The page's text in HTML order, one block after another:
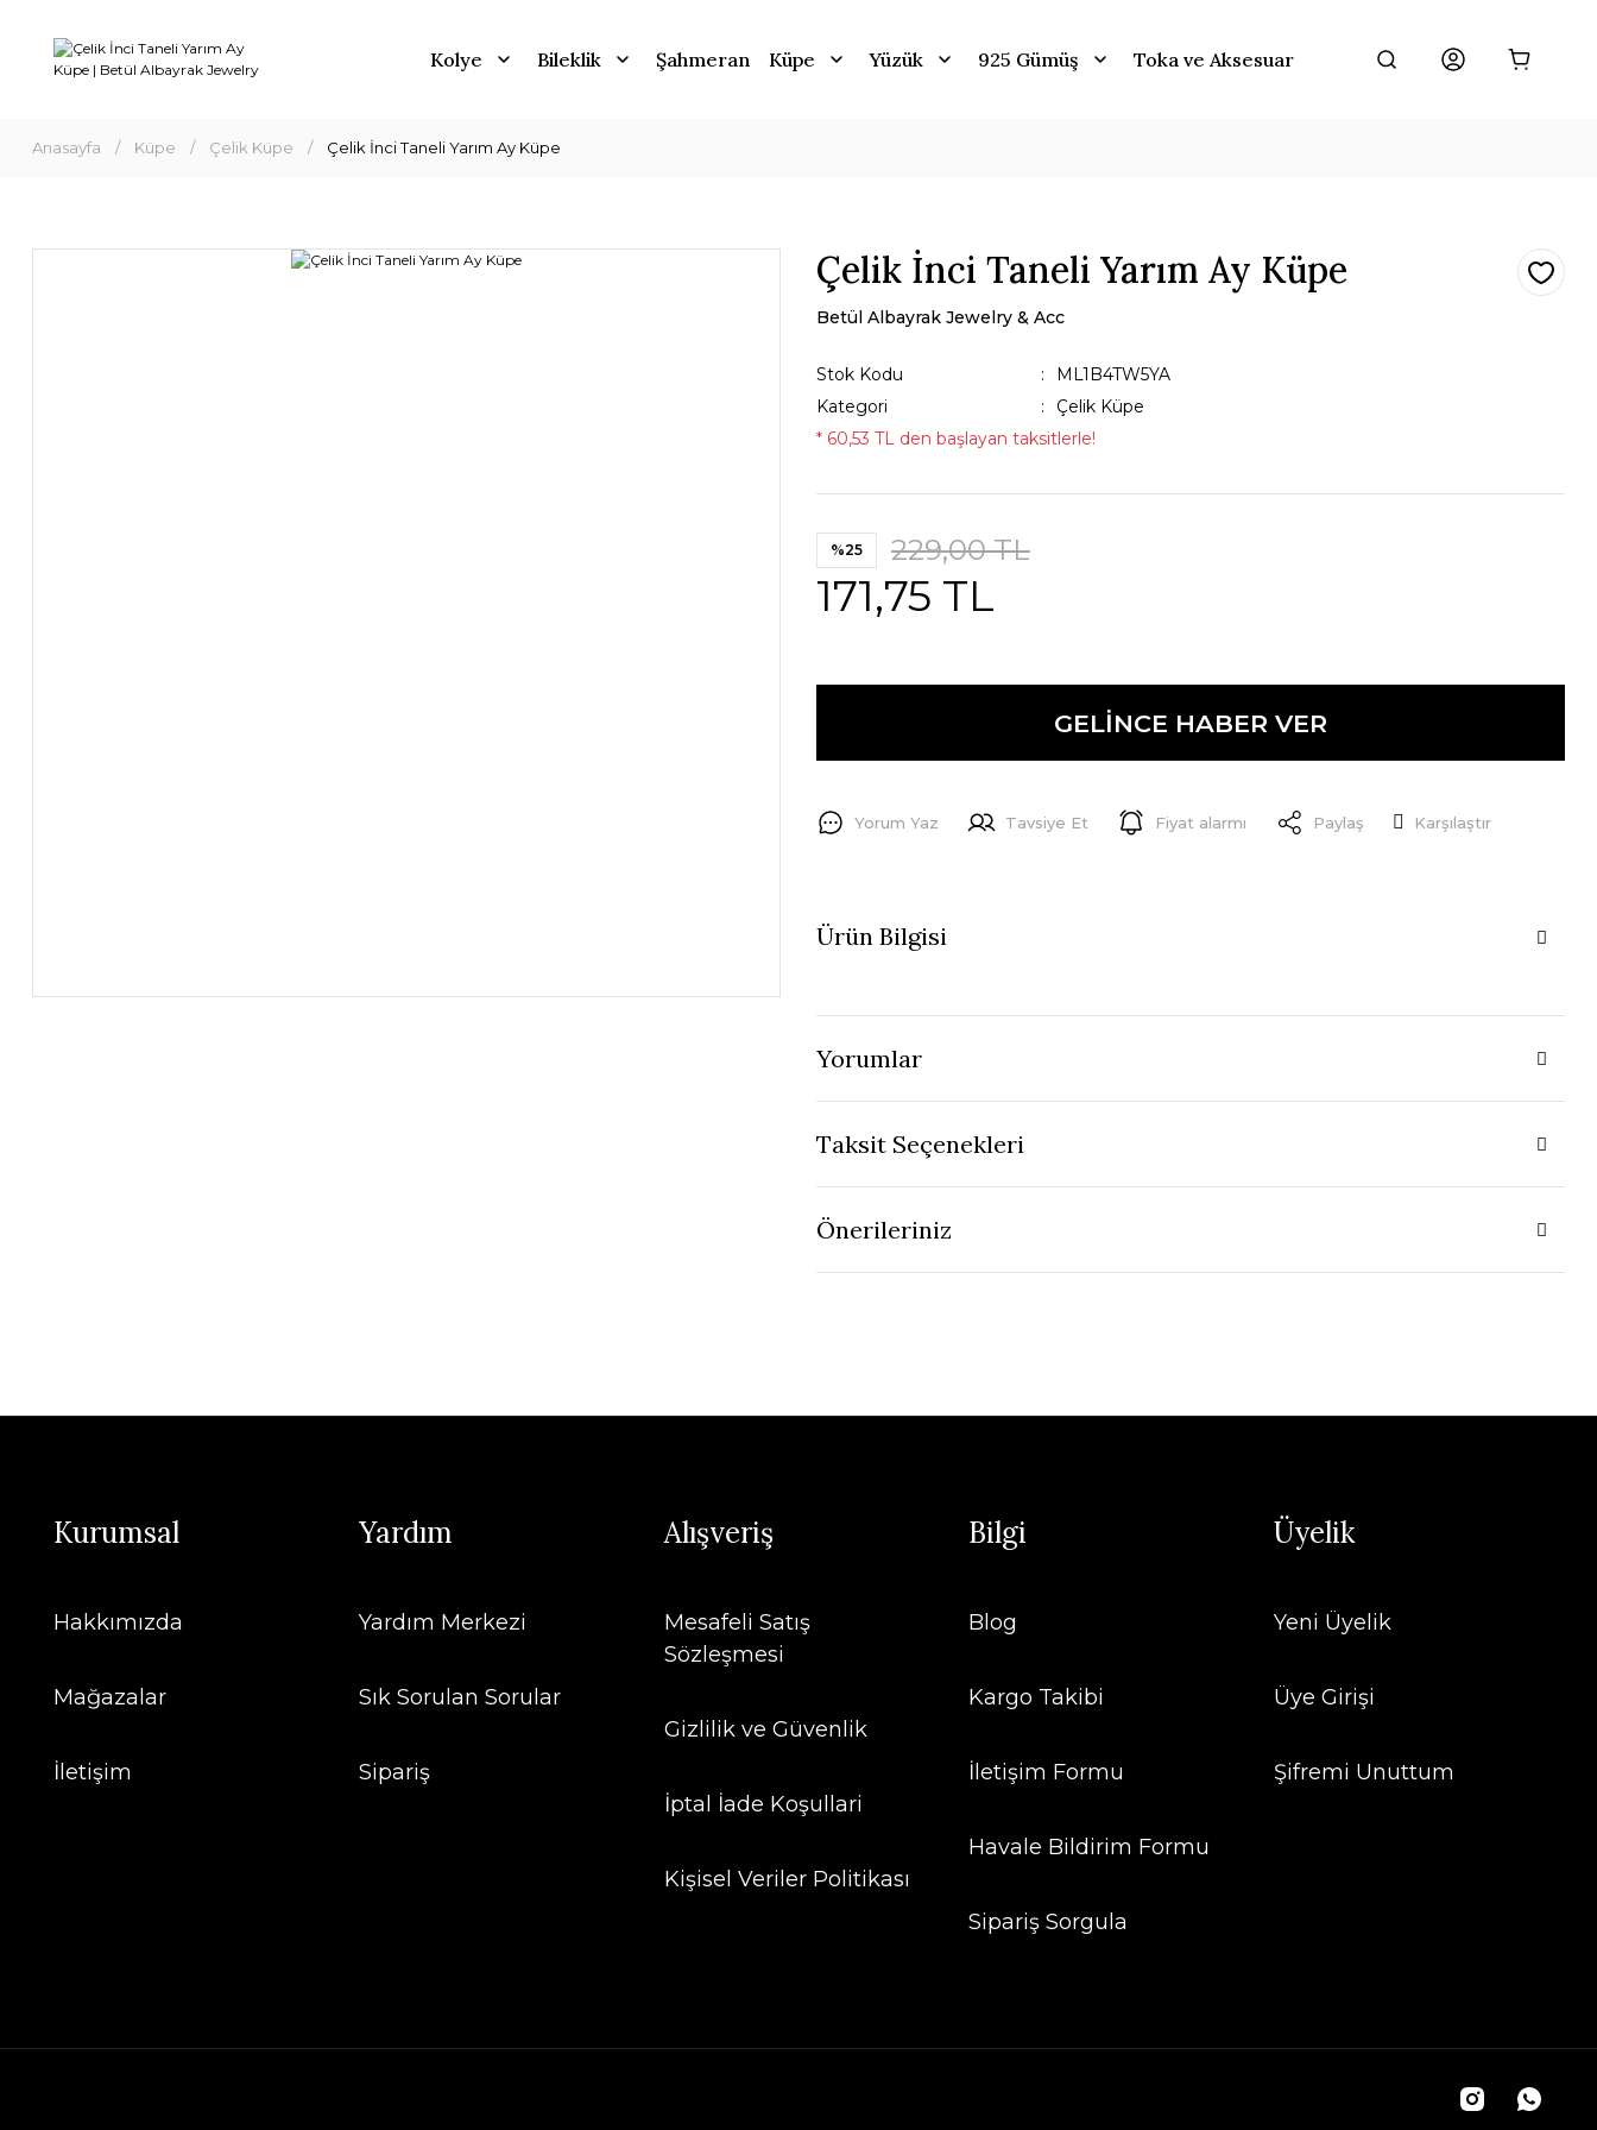
Kolye Bileklik Şahmeran Küpe Yüzük 925 Gümüş Toka ve Aksesuar
Anasayfa Küpe Çelik Küpe Çelik İnci Taneli Yarım Ay Küpe
Çelik İnci Taneli Yarım Ay Küpe
Betül Albayrak Jewelry & Acc
Stok Kodu
ML1B4TW5YA
Kategori
Çelik Küpe
* 60,53 TL den başlayan taksitlerle!
%25 229,00 TL
171,75 TL
GELİNCE HABER VER
Yorum Yaz Tavsiye Et Fiyat alarmı Paylaş Karşılaştır
Ürün Bilgisi
Yorumlar
Taksit Seçenekleri
Önerileriniz
Kurumsal
Hakkımızda
Mağazalar
İletişim
Yardım
Yardım Merkezi
Sık Sorulan Sorular
Sipariş
Alışveriş
Mesafeli Satış
Sözleşmesi
Gizlilik ve Güvenlik
İptal İade Koşullari
Kişisel Veriler Politikası
Bilgi
Blog
Kargo Takibi
İletişim Formu
Havale Bildirim Formu
Sipariş Sorgula
Üyelik
Yeni Üyelik
Üye Girişi
Şifremi Unuttum